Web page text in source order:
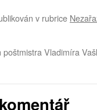
v rubrice
poštmistra Vladimíra